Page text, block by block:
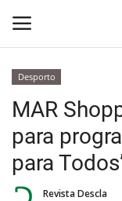
Home
...by Descla
Desporto
MAR
para
para
Revista Descla